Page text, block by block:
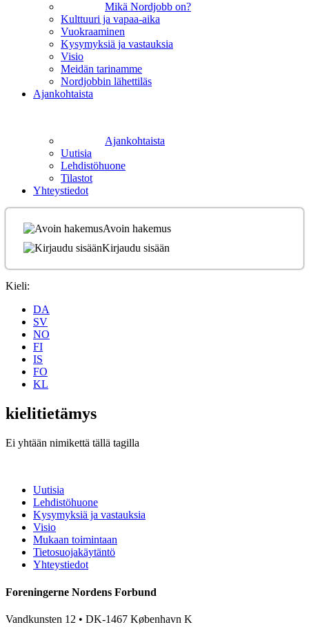
Mikä Nordjobb on?
Kulttuuri ja vapaa-aika
Vuokraaminen
Kysymyksiä ja vastauksia
Visio
Meidän tarinamme
Nordjobbin lähettiläs
Ajankohtaista
Ajankohtaista
Uutisia
Lehdistöhuone
Tilastot
Yhteystiedot
Avoin hakemus
Kirjaudu sisään
Kieli:
DA
SV
NO
FI
IS
FO
KL
kielitietämys
Ei yhtään nimikettä tällä tagilla
Uutisia
Lehdistöhuone
Kysymyksiä ja vastauksia
Visio
Mukaan toimintaan
Tietosuojakäytäntö
Yhteystiedot
Foreningerne Nordens Forbund
Vandkunsten 12 • DK-1467 København K